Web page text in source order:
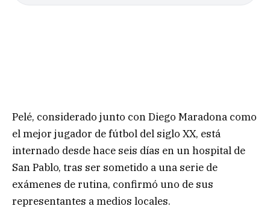
Pelé, considerado junto con Diego Maradona como
el mejor jugador de fútbol del siglo XX, está
internado desde hace seis días en un hospital de
San Pablo, tras ser sometido a una serie de
exámenes de rutina, confirmó uno de sus
representantes a medios locales.